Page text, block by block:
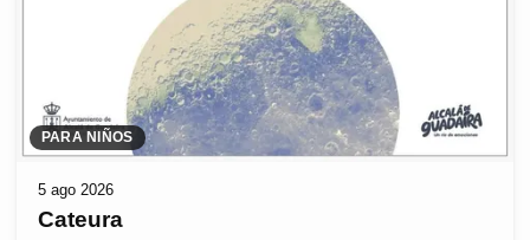
PARA NIÑOS
5 ago 2026
Cateura